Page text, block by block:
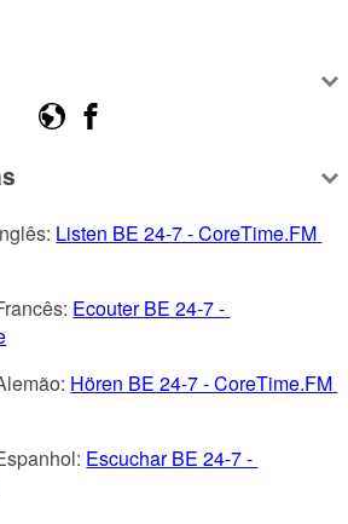
Listen BE 24-7 - CoreTime.FM
Ecouter BE 24-7 -
Hören BE 24-7 - CoreTime.FM
Escuchar BE 24-7 -